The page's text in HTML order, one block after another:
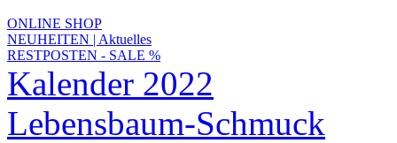
ONLINE SHOP
NEUHEITEN | Aktuelles
RESTPOSTEN - SALE %
Kalender 2022
Lebensbaum-Schmuck